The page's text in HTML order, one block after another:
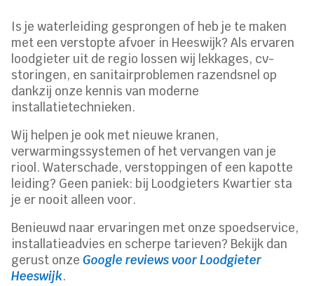
Is je waterleiding gesprongen of heb je te maken
met een verstopte afvoer in Heeswijk? Als ervaren
loodgieter uit de regio lossen wij lekkages, cv-
storingen, en sanitairproblemen razendsnel op
dankzij onze kennis van moderne
installatietechnieken.
Wij helpen je ook met nieuwe kranen,
verwarmingssystemen of het vervangen van je
riool. Waterschade, verstoppingen of een kapotte
leiding? Geen paniek: bij Loodgieters Kwartier sta
je er nooit alleen voor.
Benieuwd naar ervaringen met onze spoedservice,
installatieadvies en scherpe tarieven? Bekijk dan
gerust onzeGoogle reviews voor Loodgieter
Heeswijk.